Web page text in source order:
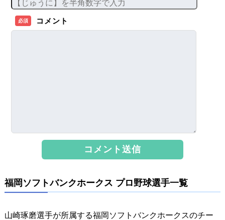
必須 コメント
福岡ソフトバンクホークス プロ野球選手一覧
山崎琢磨選手が所属する福岡ソフトバンクホークスのチー